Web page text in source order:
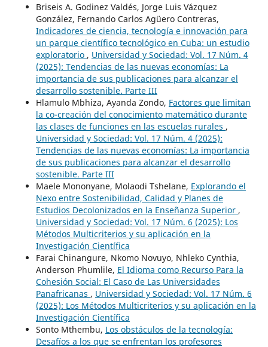
Briseis A. Godinez Valdés, Jorge Luis Vázquez
González, Fernando Carlos Agüero Contreras,
Indicadores de ciencia, tecnología e innovación para
un parque científico tecnológico en Cuba: un estudio
exploratorio , Universidad y Sociedad: Vol. 17 Núm. 4
(2025): Tendencias de las nuevas economías: La
importancia de sus publicaciones para alcanzar el
desarrollo sostenible. Parte III
Hlamulo Mbhiza, Ayanda Zondo, Factores que limitan
la co-creación del conocimiento matemático durante
las clases de funciones en las escuelas rurales ,
Universidad y Sociedad: Vol. 17 Núm. 4 (2025):
Tendencias de las nuevas economías: La importancia
de sus publicaciones para alcanzar el desarrollo
sostenible. Parte III
Maele Mononyane, Molaodi Tshelane, Explorando el
Nexo entre Sostenibilidad, Calidad y Planes de
Estudios Decolonizados en la Enseñanza Superior ,
Universidad y Sociedad: Vol. 17 Núm. 6 (2025): Los
Métodos Multicriterios y su aplicación en la
Investigación Científica
Farai Chinangure, Nkomo Novuyo, Nhleko Cynthia,
Anderson Phumlile, El Idioma como Recurso Para la
Cohesión Social: El Caso de Las Universidades
Panafricanas , Universidad y Sociedad: Vol. 17 Núm. 6
(2025): Los Métodos Multicriterios y su aplicación en la
Investigación Científica
Sonto Mthembu, Los obstáculos de la tecnología:
Desafíos a los que se enfrentan los profesores